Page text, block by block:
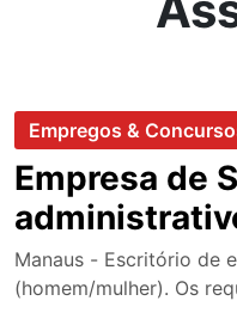
Empregos &
Empresa de
Manaus - Escritório de
(homem/mulher). Os